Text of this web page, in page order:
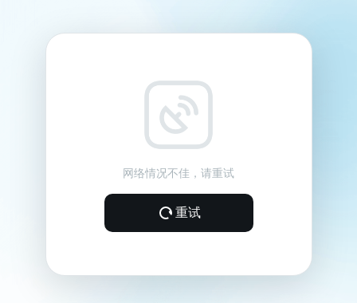
网络情况不佳，请重试
重试